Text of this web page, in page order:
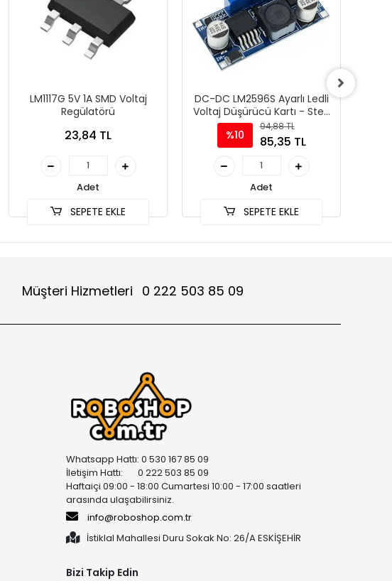
LM1117G 5V 1A SMD Voltaj
Regülatörü
23,84 TL
Adet
SEPETE EKLE
DC-DC LM2596S Ayarlı Ledli
Voltaj Düşürücü Kartı - Step
Down
%10
94,88 TL
85,35 TL
Adet
SEPETE EKLE
Müşteri Hizmetleri 0 222 503 85 09
Whatsapp Hattı: 0 530 167 85 09
İletişim Hattı: 0 222 503 85 09
Haftaiçi 09:00 - 18:00 Cumartesi 10:00 - 17:00 saatleri
arasında ulaşabilirsiniz.
info@roboshop.com.tr
İstiklal Mahallesi Duru Sokak No: 26/A ESKİŞEHİR
Bizi Takip Edin